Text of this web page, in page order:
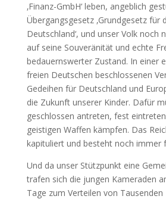
‚Finanz-GmbH‘ leben, angeblich
Übergangsgesetz ‚Grundgesetz für
Deutschland‘, und unser Volk noch
auf seine Souveränität und echte
bedauernswerter Zustand. In einer
freien Deutschen beschlossenen
Gedeihen für Deutschland und
die Zukunft unserer Kinder. Dafür
geschlossen antreten, fest
geistigen Waffen kämpfen. Das
kapituliert und besteht noch immer
Und da unser Stützpunkt eine
trafen sich die jungen Kameraden
Tage zum Verteilen von Tausenden